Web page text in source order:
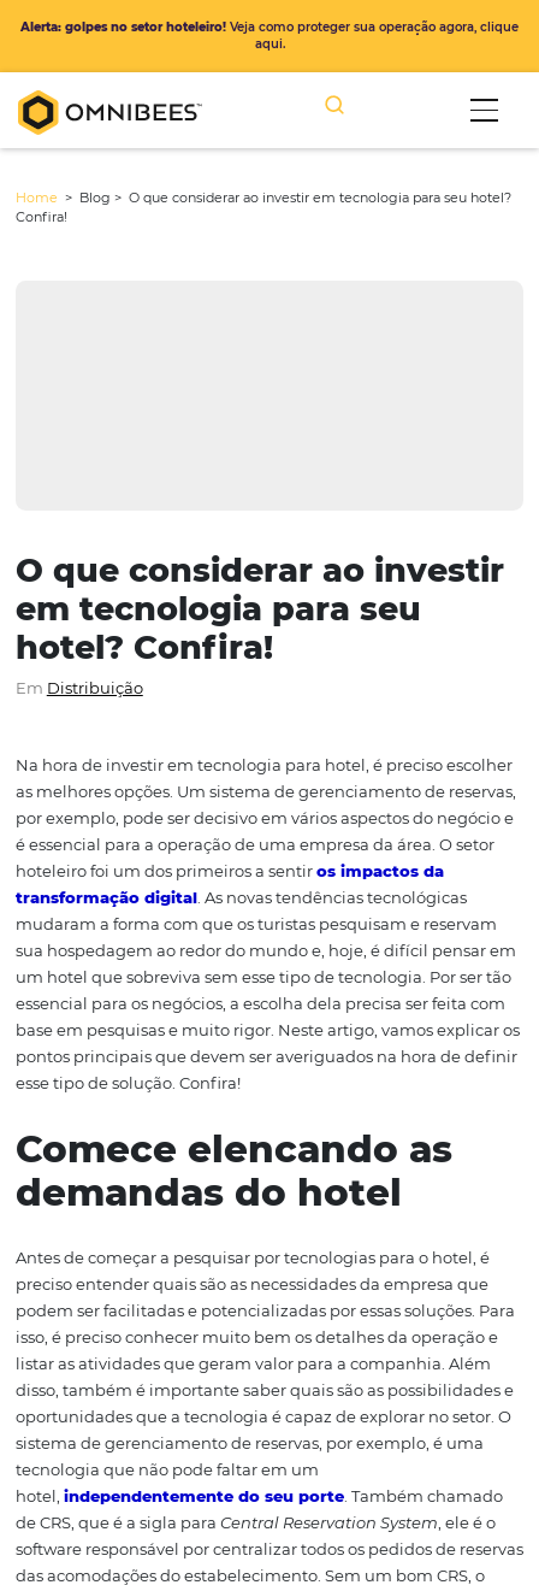
O que considerar ao
hotel? Confira!
Distribuição
Na hora de investir em tecnologia para hotel, é preciso
as melhores opções. Um sistema de gerenciamento de
por exemplo, pode ser decisivo em vários aspectos do
é essencial para a operação de uma empresa da área. O
hoteleiro foi um dos primeiros a sentiros impactos da
transformação digital. As novas tendências
mudaram a forma com que os turistas pesquisam e
um hotel que sobreviva sem esse tipo de tecnologia. Por
essencial para os negócios, a escolha dela precisa ser
base em pesquisas e muito rigor. Neste artigo, vamos
esse tipo de solução. Confira!
Comece elencando as
demandas do hotel
Antes de começar a pesquisar por tecnologias para o
preciso entender quais são as necessidades da
podem ser facilitadas e potencializadas por essas
isso, é preciso conhecer muito bem os detalhes da
Alerta: golpes no setor hoteleiro!Veja como proteger sua operação